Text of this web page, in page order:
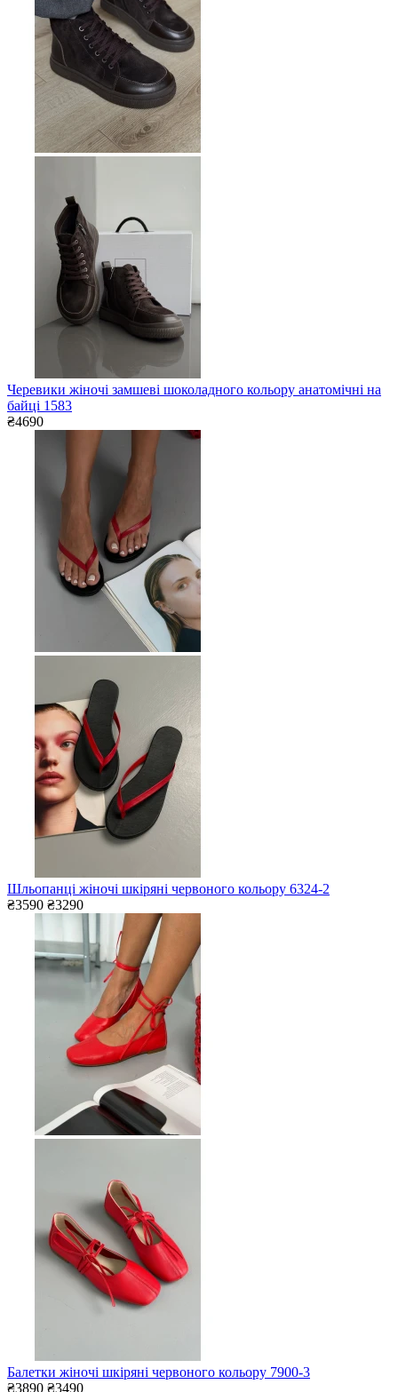
Черевики жіночі замшеві шоколадного кольору анатомічні на
байці 1583
₴4690
Шльопанці жіночі шкіряні червоного кольору 6324-2
₴3590 ₴3290
Балетки жіночі шкіряні червоного кольору 7900-3
₴3890 ₴3490